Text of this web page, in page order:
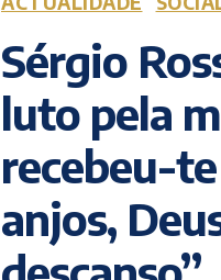
Sérgio
luto pela
recebeu-
anjos,